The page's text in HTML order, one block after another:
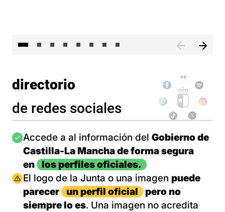
directorio
de redes sociales
Imagen
Accede a al información del Gobierno de
Castilla-La Mancha de forma segura
en
los perfiles oficiales.
Imagen
El logo de la Junta o una imagen puede
parecer
un perfil oficial
pero no
siempre lo es. Una imagen no acredita